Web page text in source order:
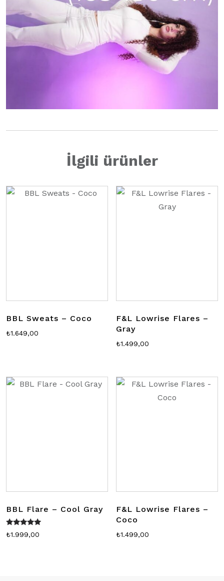
İlgili ürünler
BBL Sweats – Coco
₺1.649,00
F&L Lowrise Flares –
Gray
₺1.499,00
BBL Flare – Cool Gray
5 üzerinden
5.00
₺1.999,00
F&L Lowrise Flares –
Coco
₺1.499,00